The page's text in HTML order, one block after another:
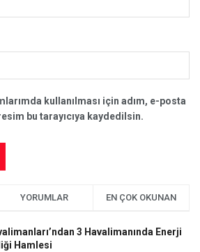
kullanılması için adım, e-posta
bu tarayıcıya kaydedilsin.
YORUMLAR EN ÇOK OKUNAN
3 Havalimanında Enerji
Hamlesi